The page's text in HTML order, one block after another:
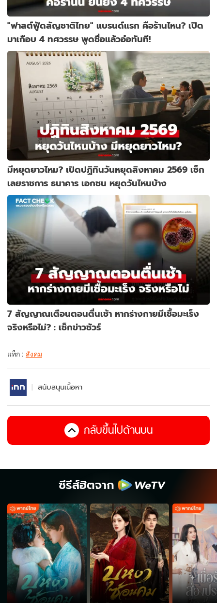
"ฟาสต์ฟู้ดสัญชาติไทย" แบรนด์แรก คือร้านไหน? เปิด
มาเกือบ 4 ทศวรรษ พูดชื่อแล้วอ๋อทันที!
มีหยุดยาวไหม? เปิดปฏิทินวันหยุดสิงหาคม 2569 เช็ก
เลยราชการ ธนาคาร เอกชน หยุดวันไหนบ้าง
7 สัญญาณเตือนตอนตื่นเช้า หากร่างกายมีเชื้อมะเร็ง
จริงหรือไม่? : เช็กข่าวชัวร์
แท็ก : สังคม
สนับสนุนเนื้อหา
กลับขึ้นไปด้านบน
ซีรีส์ฮิตจาก